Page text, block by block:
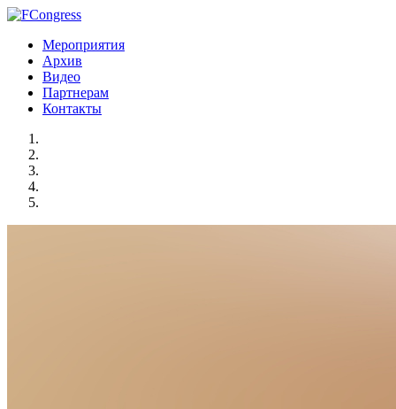
Мероприятия
Архив
Видео
Партнерам
Контакты